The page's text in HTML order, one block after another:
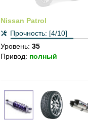
Nissan Patrol
Прочность: [4/10]
Уровень: 35
Привод: полный